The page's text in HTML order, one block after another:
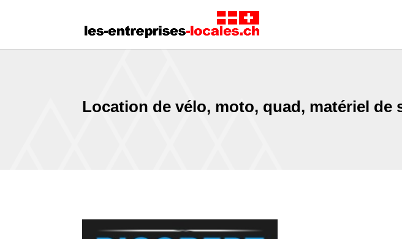
Location de vélo, moto, quad, matériel